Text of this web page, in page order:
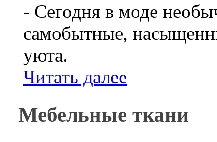
- Сегодня в моде
самобытные,
уюта.
Читать далее
Мебельные ткани